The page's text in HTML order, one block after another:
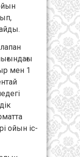
мен 1
ойын іс-